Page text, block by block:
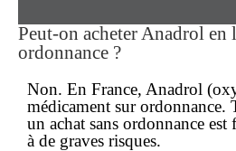
Peut-on acheter Anadrol en
ordonnance ?
Non. En France, Anadrol
médicament sur ordonnance.
un achat sans ordonnance
à de graves risques.